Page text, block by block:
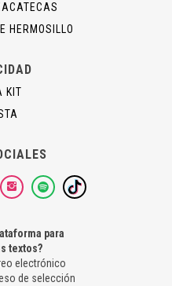
HERMOSILLO
KIT
para
textos?
electrónico
de selección